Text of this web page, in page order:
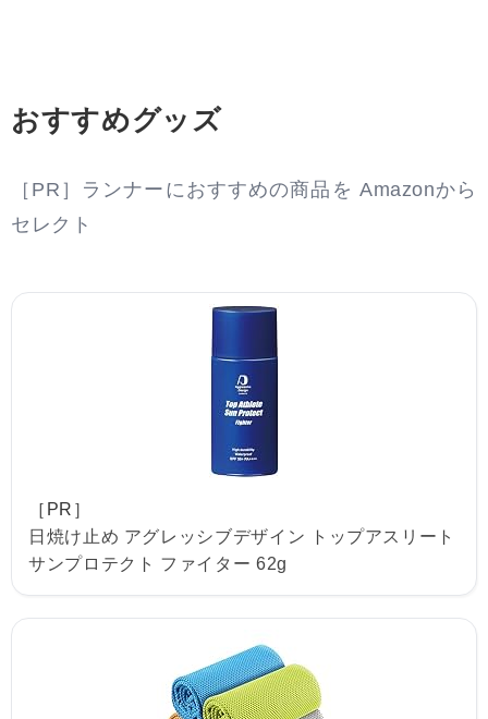
おすすめグッズ
［PR］ランナーにおすすめの商品を Amazonから
セレクト
［PR］
日焼け止め アグレッシブデザイン トップアスリート
サンプロテクト ファイター 62g